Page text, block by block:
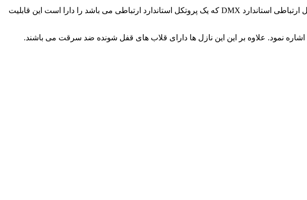
علاوه بر این نازل های کف خشک تولید جادوی رقص آب قابلیت کنترل به صورت تکی یا گروهی با استفاده از پروتکل ارتباطی استاندارد DMX که یک پروتکل استاندارد ارتباطی می باشد را دارا است این قابلیت
اشاره نمود. علاوه بر این این نازل ها دارای قلاب های قفل شونده ضد سرقت می باشند.